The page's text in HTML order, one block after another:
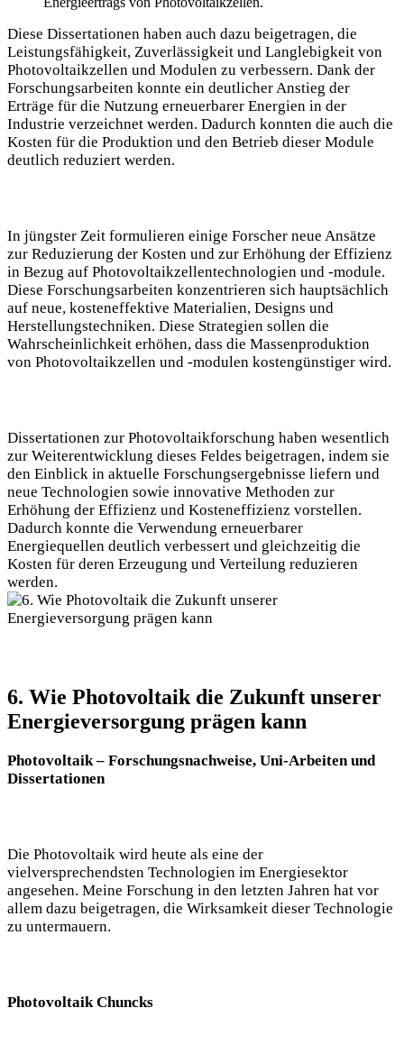
Diese Dissertationen haben auch dazu beigetragen, die
Leistungsfähigkeit, Zuverlässigkeit und Langlebigkeit von
Photovoltaikzellen und Modulen zu verbessern. Dank der
Forschungsarbeiten konnte ein deutlicher Anstieg der
Erträge für die Nutzung erneuerbarer Energien in der
Industrie verzeichnet werden. Dadurch konnten die auch die
Kosten für die Produktion und den Betrieb dieser Module
deutlich reduziert werden.
In jüngster Zeit formulieren einige Forscher neue Ansätze
zur Reduzierung der Kosten und zur Erhöhung der Effizienz
in Bezug auf Photovoltaikzellentechnologien und -module.
Diese Forschungsarbeiten konzentrieren sich hauptsächlich
auf neue, kosteneffektive Materialien, Designs und
Herstellungstechniken. Diese Strategien sollen die
Wahrscheinlichkeit erhöhen, dass die Massenproduktion
von Photovoltaikzellen und -modulen kostengünstiger wird.
Dissertationen zur Photovoltaikforschung haben wesentlich
zur Weiterentwicklung dieses Feldes beigetragen, indem sie
den Einblick in aktuelle Forschungsergebnisse liefern und
neue Technologien sowie innovative Methoden zur
Erhöhung der Effizienz und Kosteneffizienz vorstellen.
Dadurch konnte die Verwendung erneuerbarer
Energiequellen deutlich verbessert und gleichzeitig die
Kosten für deren Erzeugung und Verteilung reduzieren
werden.
6. Wie Photovoltaik die Zukunft unserer
Energieversorgung prägen kann
Photovoltaik – Forschungsnachweise, Uni-Arbeiten und
Dissertationen
Die Photovoltaik wird heute als eine der
vielversprechendsten Technologien im Energiesektor
angesehen. Meine Forschung in den letzten Jahren hat vor
allem dazu beigetragen, die Wirksamkeit dieser Technologie
zu untermauern.
Photovoltaik Chuncks